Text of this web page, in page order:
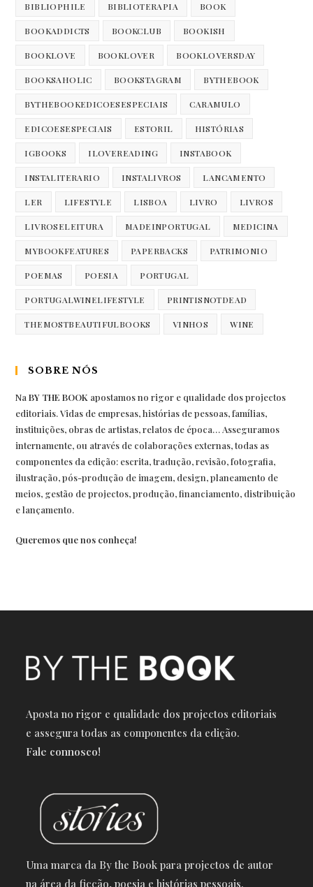
BIBLIOPHILE BIBLIOTERAPIA BOOK
BOOKADDICTS BOOKCLUB BOOKISH
BOOKLOVE BOOKLOVER BOOKLOVERSDAY
BOOKSAHOLIC BOOKSTAGRAM BYTHEBOOK
BYTHEBOOKEDICOESESPECIAIS CARAMULO
EDICOESESPECIAIS ESTORIL HISTÓRIAS
IGBOOKS ILOVEREADING INSTABOOK
INSTALITERARIO INSTALIVROS LANCAMENTO
LER LIFESTYLE LISBOA LIVRO LIVROS
LIVROSELEITURA MADEINPORTUGAL MEDICINA
MYBOOKFEATURES PAPERBACKS PATRIMONIO
POEMAS POESIA PORTUGAL
PORTUGALWINELIFESTYLE PRINTISNOTDEAD
THEMOSTBEAUTIFULBOOKS VINHOS WINE
SOBRE NÓS
NaBY THE BOOK apostamos no rigor e qualidade dos projectos
editoriais. Vidas de empresas, histórias de pessoas, famílias,
instituições, obras de artistas, relatos de época… Asseguramos
internamente, ou através de colaborações externas, todas as
componentes da edição: escrita, tradução, revisão, fotografia,
ilustração, pós-produção de imagem, design, planeamento de
meios, gestão de projectos, produção, financiamento, distribuição
e lançamento.
Queremos que nos conheça!
Aposta no rigor e qualidade dos projectos editoriais
e assegura todas as componentes da edição.
Fale connosco!
Uma marca da By the Book para projectos de autor
na área da ficção, poesia e histórias pessoais.